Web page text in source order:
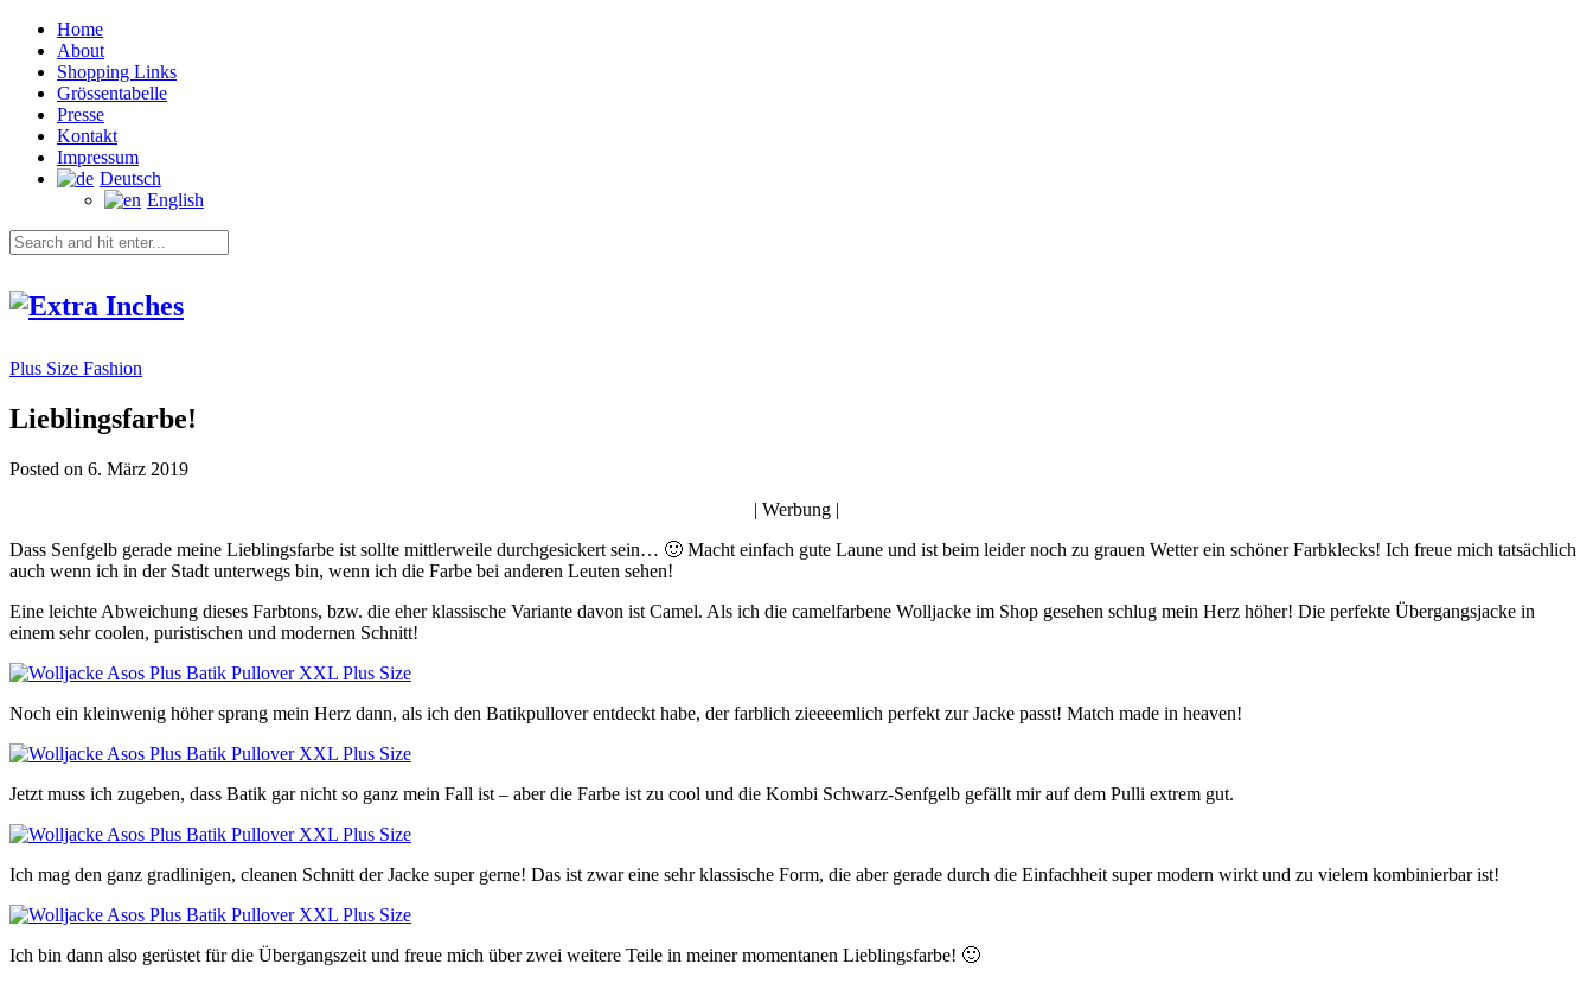
Home
About
Shopping Links
Grössentabelle
Presse
Kontakt
Impressum
Deutsch
English
Plus Size Fashion
Lieblingsfarbe!
Posted on 6. März 2019
| Werbung |
Dass Senfgelb gerade meine Lieblingsfarbe ist sollte mittlerweile durchgesickert sein… 🙂 Macht einfach gute Laune und ist beim leider noch zu grauen Wetter ein schöner Farbklecks! Ich freue mich tatsächlich
auch wenn ich in der Stadt unterwegs bin, wenn ich die Farbe bei anderen Leuten sehen!
Eine leichte Abweichung dieses Farbtons, bzw. die eher klassische Variante davon ist Camel. Als ich die camelfarbene Wolljacke im Shop gesehen schlug mein Herz höher! Die perfekte Übergangsjacke in
einem sehr coolen, puristischen und modernen Schnitt!
Noch ein kleinwenig höher sprang mein Herz dann, als ich den Batikpullover entdeckt habe, der farblich zieeeemlich perfekt zur Jacke passt! Match made in heaven!
Jetzt muss ich zugeben, dass Batik gar nicht so ganz mein Fall ist – aber die Farbe ist zu cool und die Kombi Schwarz-Senfgelb gefällt mir auf dem Pulli extrem gut.
Ich mag den ganz gradlinigen, cleanen Schnitt der Jacke super gerne! Das ist zwar eine sehr klassische Form, die aber gerade durch die Einfachheit super modern wirkt und zu vielem kombinierbar ist!
Ich bin dann also gerüstet für die Übergangszeit und freue mich über zwei weitere Teile in meiner momentanen Lieblingsfarbe! 🙂